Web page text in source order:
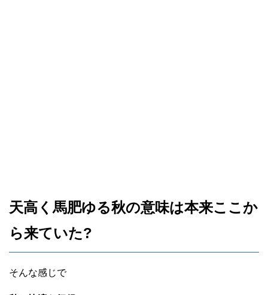
天高く馬肥ゆる秋の意味は本来ここか
ら来ていた?
そんな感じで